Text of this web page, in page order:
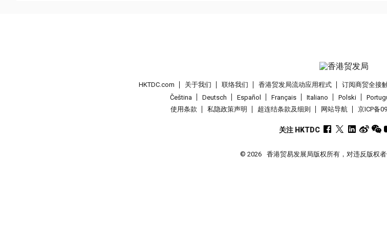
HKTDC.com 关于我们 联络我们 香港贸发局流动应用程式 订阅商贸全接
Čeština
Deutsch Español Français Italiano Polski
使用条款
私隐政策声明 超连结条款及细则 网站导航 京ICP备
关注 HKTDC
© 2026 香港贸易发展局版权所有，对违反版权者